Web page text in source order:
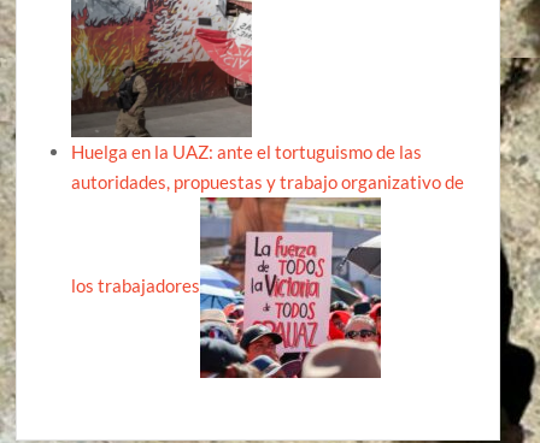
Huelga en la UAZ: ante el tortuguismo de las
autoridades, propuestas y trabajo organizativo de
los trabajadores